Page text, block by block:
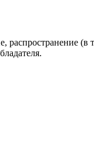
распространение